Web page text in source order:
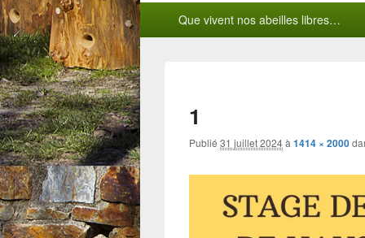
Menu
principalQue vivent nos abeilles libres…
1
Publié 31 juillet 2024à 1414 × 2000